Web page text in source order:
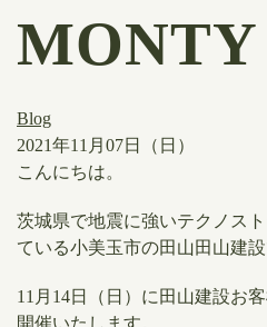
MONTY
Blog
2021年11月07日（日）
こんにちは。
茨城県で地震に強いテクノス
ている小美玉市の田山田山建設
11月14日（日）に田山建設お
開催いたします。